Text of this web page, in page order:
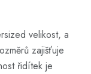
velikost, a
zajišťuje
řidítek je